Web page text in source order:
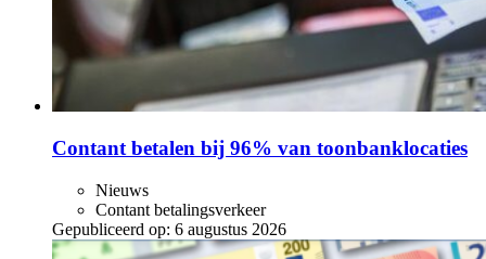
Contant betalen bij 96% van toonbanklocaties
Nieuws
Contant betalingsverkeer
Gepubliceerd op: 6 augustus 2026